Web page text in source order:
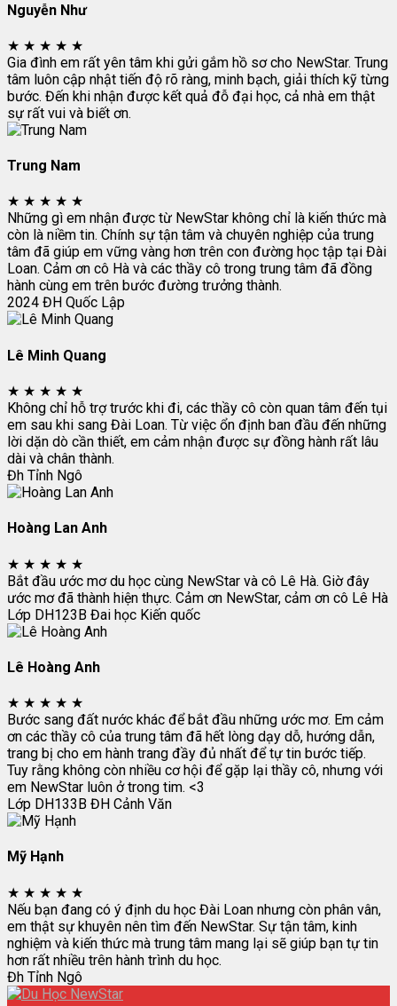
Nguyễn Như
★ ★ ★ ★ ★
Gia đình em rất yên tâm khi gửi gắm hồ sơ cho NewStar. Trung
tâm luôn cập nhật tiến độ rõ ràng, minh bạch, giải thích kỹ từng
bước. Đến khi nhận được kết quả đỗ đại học, cả nhà em thật
sự rất vui và biết ơn.
Trung Nam
★ ★ ★ ★ ★
Những gì em nhận được từ NewStar không chỉ là kiến thức mà
còn là niềm tin. Chính sự tận tâm và chuyên nghiệp của trung
tâm đã giúp em vững vàng hơn trên con đường học tập tại Đài
Loan. Cảm ơn cô Hà và các thầy cô trong trung tâm đã đồng
hành cùng em trên bước đường trưởng thành.
2024 ĐH Quốc Lập
Lê Minh Quang
★ ★ ★ ★ ★
Không chỉ hỗ trợ trước khi đi, các thầy cô còn quan tâm đến tụi
em sau khi sang Đài Loan. Từ việc ổn định ban đầu đến những
lời dặn dò cần thiết, em cảm nhận được sự đồng hành rất lâu
dài và chân thành.
Đh Tỉnh Ngô
Hoàng Lan Anh
★ ★ ★ ★ ★
Bắt đầu ước mơ du học cùng NewStar và cô Lê Hà. Giờ đây
ước mơ đã thành hiện thực. Cảm ơn NewStar, cảm ơn cô Lê Hà
Lớp DH123B Đai học Kiến quốc
Lê Hoàng Anh
★ ★ ★ ★ ★
Bước sang đất nước khác để bắt đầu những ước mơ. Em cảm
ơn các thầy cô của trung tâm đã hết lòng dạy dỗ, hướng dẫn,
trang bị cho em hành trang đầy đủ nhất để tự tin bước tiếp.
Tuy rằng không còn nhiều cơ hội để gặp lại thầy cô, nhưng với
em NewStar luôn ở trong tim. <3
Lớp DH133B ĐH Cảnh Văn
Mỹ Hạnh
★ ★ ★ ★ ★
Nếu bạn đang có ý định du học Đài Loan nhưng còn phân vân,
em thật sự khuyên nên tìm đến NewStar. Sự tận tâm, kinh
nghiệm và kiến thức mà trung tâm mang lại sẽ giúp bạn tự tin
hơn rất nhiều trên hành trình du học.
Đh Tỉnh Ngô